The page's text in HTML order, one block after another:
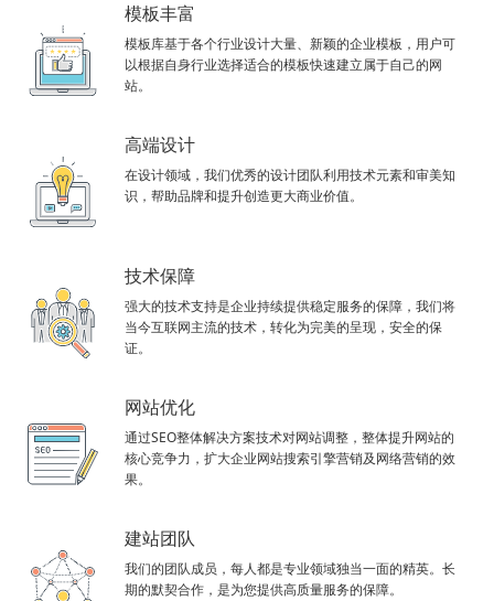
模板丰富
模板库基于各个行业设计大量、新颖的企业模板，用户可
以根据自身行业选择适合的模板快速建立属于自己的网
站。
高端设计
在设计领域，我们优秀的设计团队利用技术元素和审美知
识，帮助品牌和提升创造更大商业价值。
技术保障
强大的技术支持是企业持续提供稳定服务的保障，我们将
当今互联网主流的技术，转化为完美的呈现，安全的保
证。
网站优化
通过SEO整体解决方案技术对网站调整，整体提升网站的
核心竞争力，扩大企业网站搜索引擎营销及网络营销的效
果。
建站团队
我们的团队成员，每人都是专业领域独当一面的精英。长
期的默契合作，是为您提供高质量服务的保障。